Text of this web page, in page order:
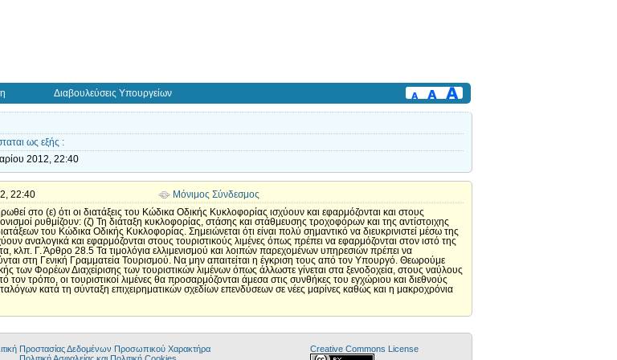
Διαβουλεύσεις Υπουργείων
ως εξής :
2012, 22:40
22:40
Μόνιμος Σύνδεσμος
στο (ε) ότι οι διατάξεις του Κώδικα Οδικής Κυκλοφορίας ισχύουν και εφαρμόζονται και στους
ρυθμίζουν: (ζ) Τη διάταξη κυκλοφορίας, στάσης και στάθμευσης τροχοφόρων και της αντίστοιχης
του Κώδικα Οδικής Κυκλοφορίας. Σημειώνεται ότι είναι πολύ σημαντικό να διευκρινιστεί μέσω της
αναλογικά και εφαρμόζονται στους τουριστικούς λιμένες όπως πρέπει να εφαρμόζονται στον ιστό της
κλπ. Γ. Άρθρο 28.5 Τα τιμολόγια ελλιμενισμού και λοιπών παρεχομένων υπηρεσιών πρέπει να
στη Γενική Γραμματεία Τουρισμού. Να μην απαιτείται η έγκριση τους από τον Υπουργό. Θεωρούμε
των Φορέων Διαχείρισης των τουριστικών λιμένων όπως άλλωστε γίνεται στα ξενοδοχεία, στους ναύλους
τρόπο, οι τουριστικοί λιμένες θα προσαρμόζονται άμεσα στις συνθήκες του εγχώριου και διεθνούς
κατά τη σύνταξη επιχειρηματικών σχεδίων επενδύσεων σε νέες μαρίνες καθώς και η μακροχρόνια
Προστασίας Δεδομένων Προσωπικού Χαρακτήρα
Creative Commons License